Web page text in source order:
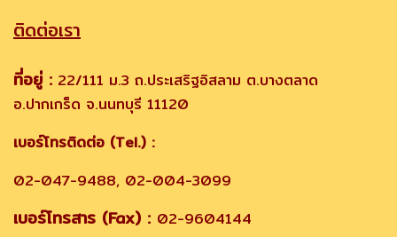
ติดต่อเรา
ที่อยู่ : 22/111 ม.3 ถ.ประเสริฐอิสลาม ต.บางตลาด
อ.ปากเกร็ด จ.นนทบุรี 11120
เบอร์โทรติดต่อ (Tel.) :
02-047-9488, 02-004-3099
เบอร์โทรสาร (Fax) : 02-9604144